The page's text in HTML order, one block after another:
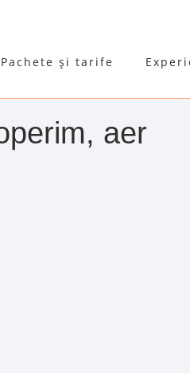
Pachete și tarife
aer